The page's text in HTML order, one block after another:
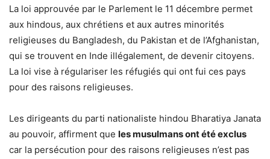
La loi approuvée par le Parlement le 11 décembre permet
aux hindous, aux chrétiens et aux autres minorités
religieuses du Bangladesh, du Pakistan et de l’Afghanistan,
qui se trouvent en Inde illégalement, de devenir citoyens.
La loi vise à régulariser les réfugiés qui ont fui ces pays
pour des raisons religieuses.
Les dirigeants du parti nationaliste hindou Bharatiya Janata
au pouvoir, affirment que les musulmans ont été exclus
car la persécution pour des raisons religieuses n’est pas